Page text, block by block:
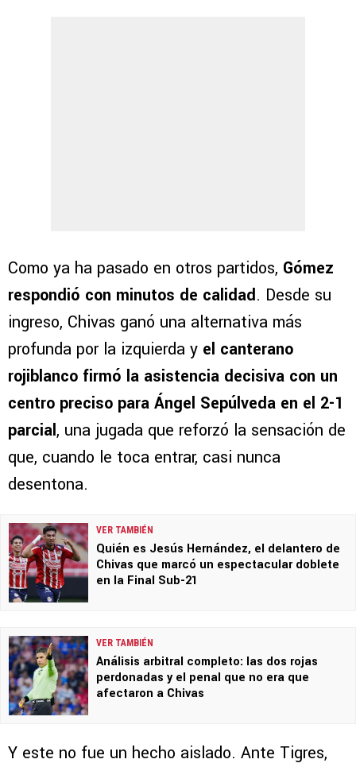
Como ya ha pasado en otros partidos, Gómez
respondió con minutos de calidad. Desde su
ingreso, Chivas ganó una alternativa más
profunda por la izquierda y el canterano
rojiblanco firmó la asistencia decisiva con un
centro preciso para Ángel Sepúlveda en el 2-1
parcial, una jugada que reforzó la sensación de
que, cuando le toca entrar, casi nunca
desentona.
VER TAMBIÉN
Quién es Jesús Hernández, el delantero de
Chivas que marcó un espectacular doblete
en la Final Sub-21
VER TAMBIÉN
Análisis arbitral completo: las dos rojas
perdonadas y el penal que no era que
afectaron a Chivas
Y este no fue un hecho aislado. Ante Tigres,